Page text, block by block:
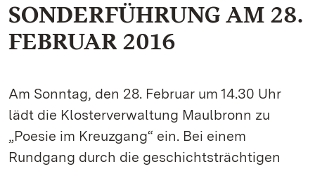
SONDERFÜHRUNG AM 28.
FEBRUAR 2016
Am Sonntag, den 28. Februar um 14.30 Uhr
lädt die Klosterverwaltung Maulbronn zu
„Poesie im Kreuzgang“ ein. Bei einem
Rundgang durch die geschichtsträchtigen